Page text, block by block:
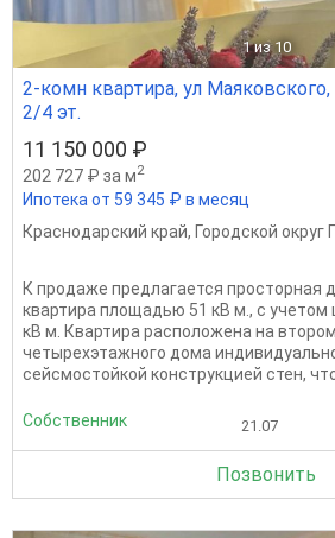
1 из 10
2-комн квартира, ул
2/4 эт.
11 150 000 ₽
202 727 ₽ за м2
Ипотека от 59 345 ₽ в месяц
Краснодарский край, Городской округ
К продаже предлагается просторная
квартира площадью 51 кВ м., с учетом
кВ м. Квартира расположена на
четырехэтажного дома
сейсмостойкой конструкцией стен,
Собственник 21.07
Позвонить